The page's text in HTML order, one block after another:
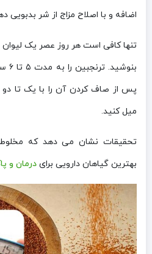
اضافه و با اصلاح مزاج از شر بدبویی
تنها کافی است هر روز عصر یک لیوان
پس از صاف کردن آن را با یک تا
میل کنید.
تحقیقات نشان می دهد که مخلوط
بهترین گیاهان دارویی برای درمان و